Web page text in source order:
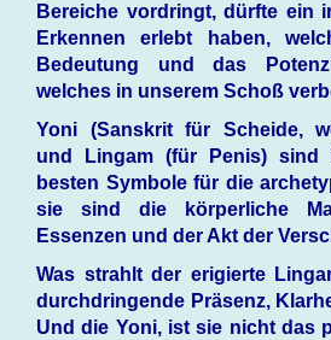
Bereiche vordringt, dürfte ein
Erkennen erlebt haben,
Bedeutung und das
welches in unserem Schoß
Yoni (Sanskrit für Scheide,
und Lingam (für Penis)
besten Symbole für die
sie sind die körperliche
Essenzen und der Akt der
Was strahlt der erigierte
durchdringende Präsenz,
Und die Yoni, ist sie nicht das